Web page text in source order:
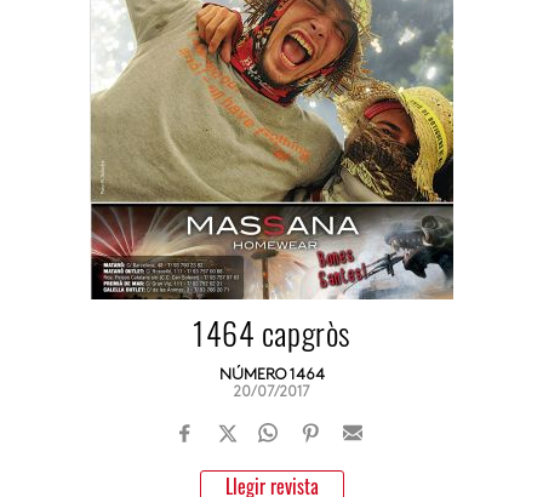
1464 capgròs
NÚMERO 1464
20/07/2017
Llegir revista